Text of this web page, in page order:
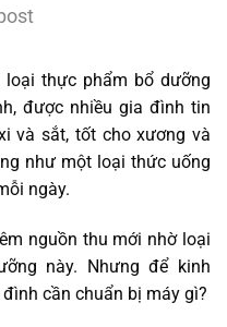
thực phẩm bổ dưỡng
được nhiều gia đình tin
và sắt, tốt cho xương và
như một loại thức uống
ngày.
nguồn thu mới nhờ loại
này. Nhưng để kinh
cần chuẩn bị máy gì?